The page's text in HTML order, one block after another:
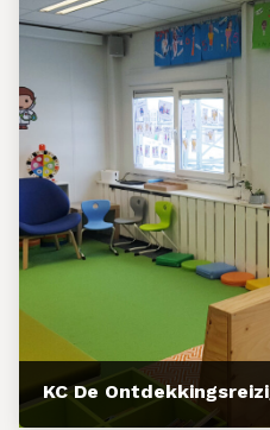
KC De